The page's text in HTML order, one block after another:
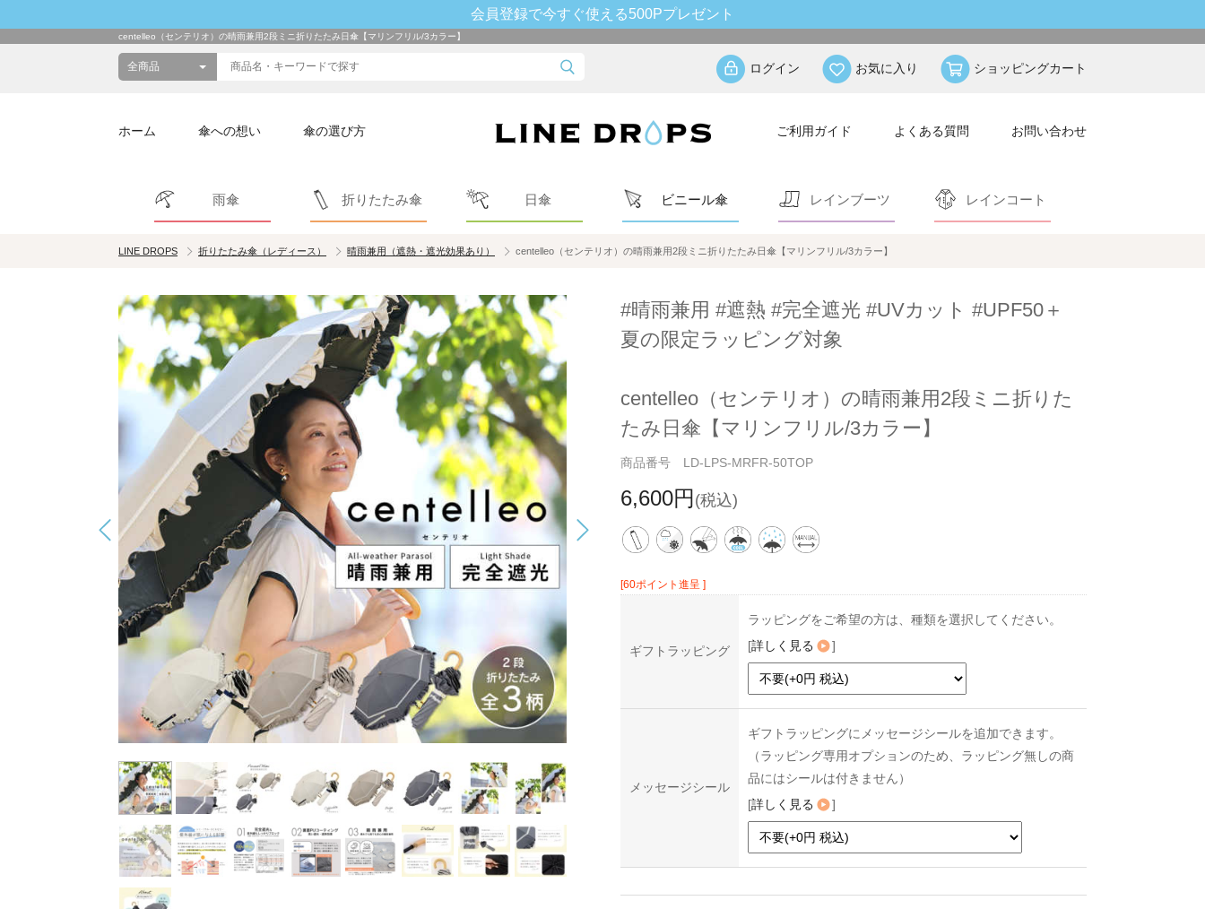
会員登録で今すぐ使える500Pプレゼント
centelleo（センテリオ）の晴雨兼用2段ミニ折りたたみ日傘【マリンフリル/3カラー】
ログイン お気に入り ショッピングカート
ホーム 傘への想い 傘の選び方 ご利用ガイド よくある質問 お問い合わせ
雨傘 折りたたみ傘 日傘 ビニール傘 レインブーツ レインコート
LINE DROPS 折りたたみ傘（レディース） 晴雨兼用（遮熱・遮光効果あり） centelleo（センテリオ）の晴雨兼用2段ミニ折りたたみ日傘【マリンフリル/3カラー】
#晴雨兼用 #遮熱 #完全遮光 #UVカット #UPF50＋
夏の限定ラッピング対象
centelleo（センテリオ）の晴雨兼用2段ミニ折りた
たみ日傘【マリンフリル/3カラー】
商品番号 LD-LPS-MRFR-50TOP
6,600円 (税込)
[60ポイント進呈 ]
ギフトラッピング
ラッピングをご希望の方は、種類を選択してください。
[詳しく見る ]
メッセージシール
ギフトラッピングにメッセージシールを追加できます。
（ラッピング専用オプションのため、ラッピング無しの商
品にはシールは付きません）
[詳しく見る ]